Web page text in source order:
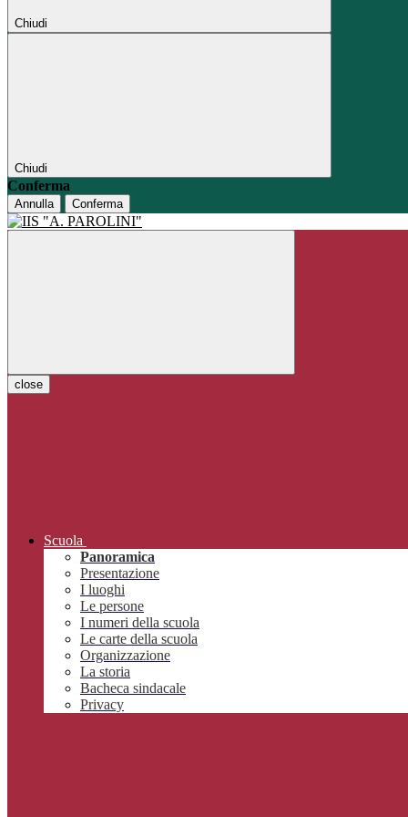
Chiudi
Chiudi
Conferma
Annulla Conferma
close
Scuola
Panoramica
Presentazione
I luoghi
Le persone
I numeri della scuola
Le carte della scuola
Organizzazione
La storia
Bacheca sindacale
Privacy